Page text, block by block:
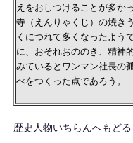
えをおしつけることが多か
寺（えんりゃくじ）の焼き
くにつれて多くなったよ
に、おそれおののき、精神
みているとワンマン社長の
べをつくった点であろう。
歴史人物いちらんへもどる